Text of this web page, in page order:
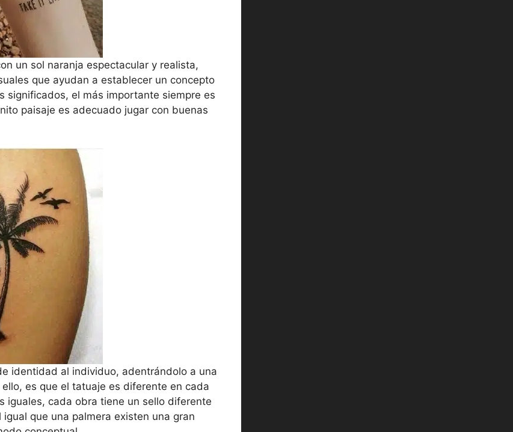
un sol naranja espectacular y realista,
que ayudan a establecer un concepto
significados, el más importante siempre es
paisaje es adecuado jugar con buenas
identidad al individuo, adentrándolo a una
es que el tatuaje es diferente en cada
iguales, cada obra tiene un sello diferente
que una palmera existen una gran